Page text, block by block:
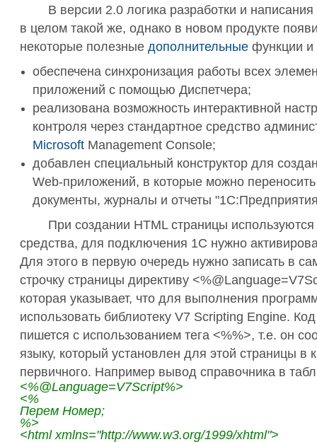
В версии 2.0 логика разработки и
в целом такой же, однако в новом продукте
некоторые полезные дополнительные функции и
обеспечена синхронизация работы всех
приложений с помощью Диспетчера;
реализована возможность интерактивной
контроля через стандартное средство
Microsoft Management Console;
добавлен специальный конструктор для
Web-приложений, в которые можно
документы, журналы и отчеты
При создании HTML страницы
средства, для подключения 1С нужно
Для этого в первую очередь нужно записать в
строчку страницы директиву
которая указывает, что для выполнения
использовать библиотеку V7 Scripting Engine.
пишется с использованием тега <%%>, т.е. он
языку, который установлен для этой страницы в
первичного. Например вывод справочника в
<%@Language=V7Script%>
<%
Перем Номер;
%>
<html xmlns="http://www.w3.org/1999/xhtml">